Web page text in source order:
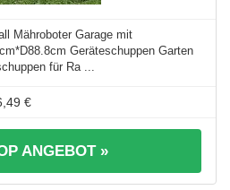
Mähroboter Garage mit
Geräteschuppen Garten
für Ra ...
€
ANGEBOT »